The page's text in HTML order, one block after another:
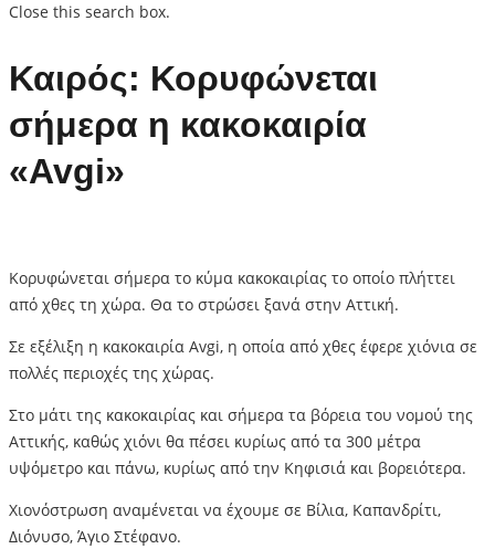
Close this search box.
Καιρός: Κορυφώνεται
σήμερα η κακοκαιρία
«Avgi»
Κορυφώνεται σήμερα το κύμα κακοκαιρίας το οποίο πλήττει
από χθες τη χώρα. Θα το στρώσει ξανά στην Αττική.
Σε εξέλιξη η κακοκαιρία Avgi, η οποία από χθες έφερε χιόνια σε
πολλές περιοχές της χώρας.
Στο μάτι της κακοκαιρίας και σήμερα τα βόρεια του νομού της
Αττικής, καθώς χιόνι θα πέσει κυρίως από τα 300 μέτρα
υψόμετρο και πάνω, κυρίως από την Κηφισιά και βορειότερα.
Χιονόστρωση αναμένεται να έχουμε σε Βίλια, Καπανδρίτι,
Διόνυσο, Άγιο Στέφανο.